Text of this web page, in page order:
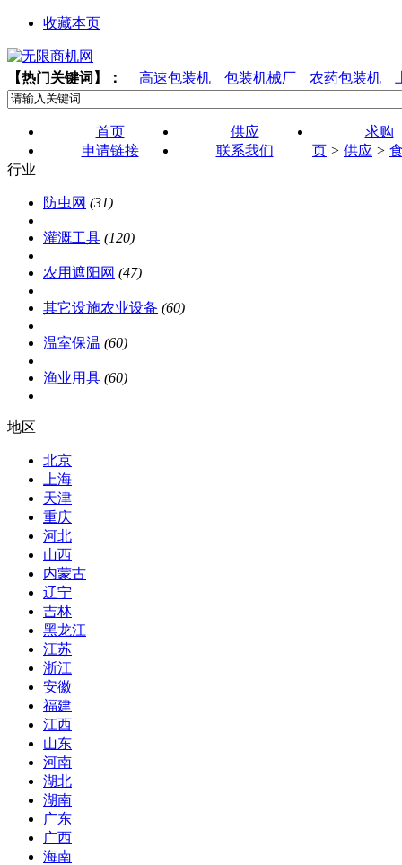
收藏本页
【热门关键词】： 高速包装机 包装机械厂 农药包装机
首页 供应
求购
申请链接
联系我们 页 > 供应 >
行业
防虫网 (31)
灌溉工具 (120)
农用遮阳网 (47)
其它设施农业设备 (60)
温室保温 (60)
渔业用具 (60)
地区
北京
上海
天津
重庆
河北
山西
内蒙古
辽宁
吉林
黑龙江
江苏
浙江
安徽
福建
江西
山东
河南
湖北
湖南
广东
广西
海南